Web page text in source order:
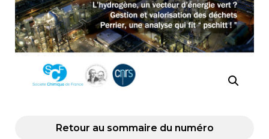
Retour au sommaire du numéro